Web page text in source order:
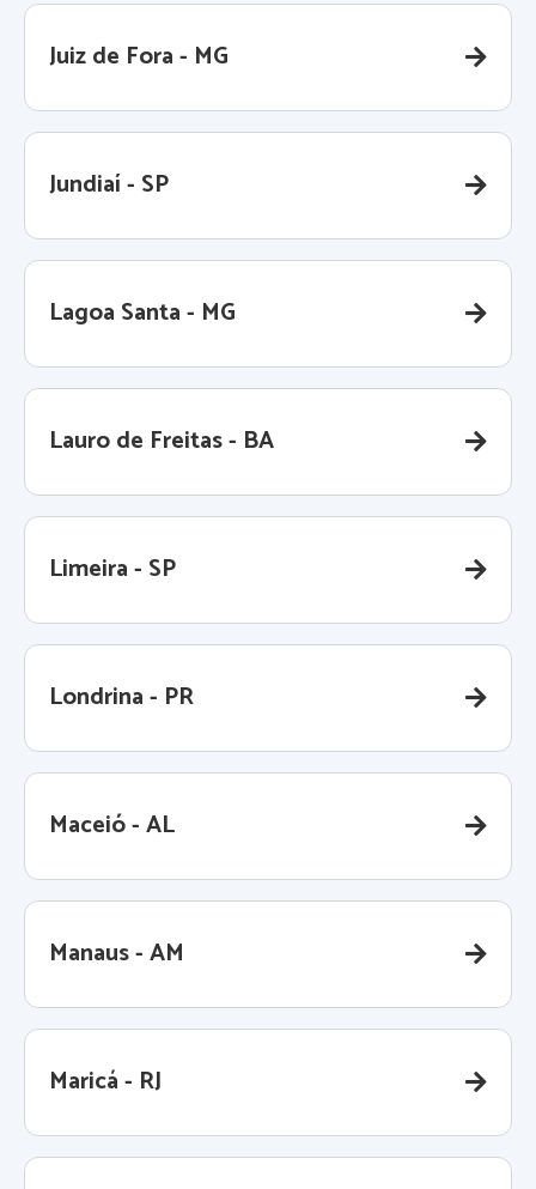
Juiz de Fora - MG
Jundiaí - SP
Lagoa Santa - MG
Lauro de Freitas - BA
Limeira - SP
Londrina - PR
Maceió - AL
Manaus - AM
Maricá - RJ